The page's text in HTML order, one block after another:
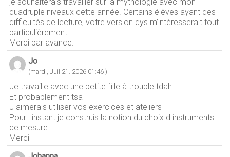
je souhaiterais travailler sur la mythologie avec mon
quadruple niveaux cette année. Certains élèves ayant des
difficultés de lecture, votre version dys m’intéresserait tout
particulièrement.
Merci par avance.
Jo
(mardi, Juil 21. 2026 01:46 )
Je travaille avec une petite fille à trouble tdah
Et probablement tsa
J aimerais utiliser vos exercices et ateliers
Pour l instant je construis la notion du choix d instruments
de mesure
Merci